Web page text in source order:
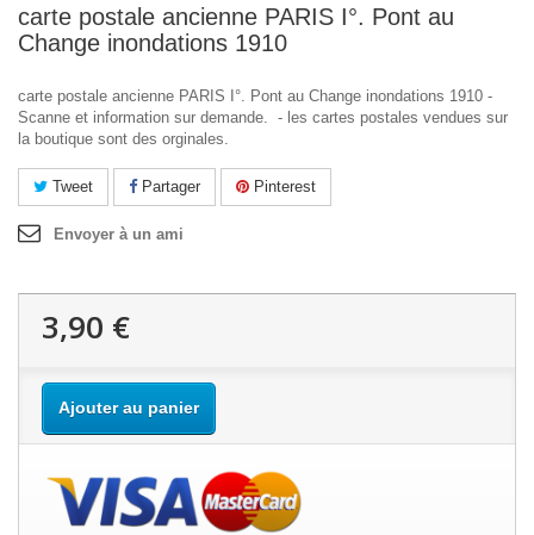
carte postale ancienne PARIS I°. Pont au
Change inondations 1910
carte postale ancienne PARIS I°. Pont au Change inondations 1910 -
Scanne et information sur demande. - les cartes postales vendues sur
la boutique sont des orginales.
Tweet Partager Pinterest
Envoyer à un ami
3,90 €
Ajouter au panier